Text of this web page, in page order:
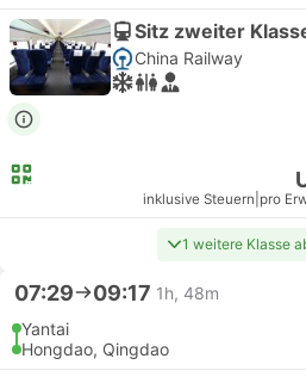
Sitz zweiter
China Railway
inklusive Steuern pro
1 weitere Klasse
07:29 09:17 1h, 48m
Yantai
Hongdao, Qingdao